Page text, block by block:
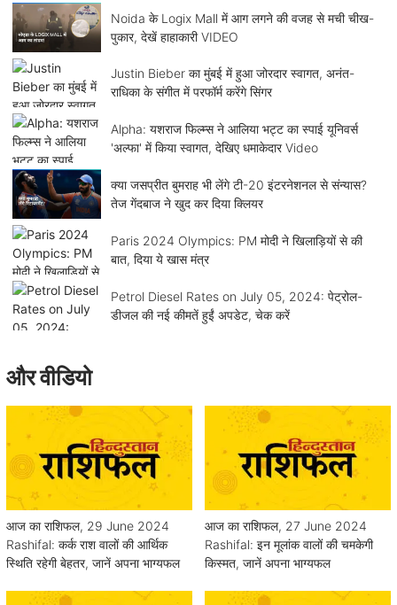
Noida के Logix Mall में आग लगने की वजह से मची चीख-
पुकार, देखें हाहाकारी VIDEO
Justin Bieber का मुंबई में हुआ जोरदार स्वागत, अनंत-
राधिका के संगीत में परफॉर्म करेंगे सिंगर
Alpha: यशराज फिल्म्स ने आलिया भट्ट का स्पाई यूनिवर्स
'अल्फा' में किया स्वागत, देखिए धमाकेदार Video
क्या जसप्रीत बुमराह भी लेंगे टी-20 इंटरनेशनल से संन्यास?
तेज गेंदबाज ने खुद कर दिया क्लियर
Paris 2024 Olympics: PM मोदी ने खिलाड़ियों से की
बात, दिया ये खास मंत्र
Petrol Diesel Rates on July 05, 2024: पेट्रोल-
डीजल की नई कीमतें हुईं अपडेट, चेक करें
और वीडियो
आज का राशिफल, 29 June 2024
Rashifal: कर्क राश वालों की आर्थिक
स्थिति रहेगी बेहतर, जानें अपना भाग्यफल
आज का राशिफल, 27 June 2024
Rashifal: इन मूलांक वालों की चमकेगी
किस्मत, जानें अपना भाग्यफल